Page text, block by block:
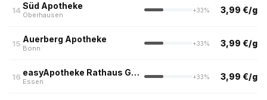
14 Süd Apotheke
Oberhausen
+33% 3,99 €/g
15 Auerberg Apotheke
Bonn
+33% 3,99 €/g
16 easyApotheke Rathaus Galerie, Essen
Essen
+33% 3,99 €/g